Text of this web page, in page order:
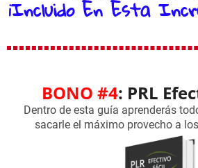
¡Incluido En Esta
BONO #4: PRL
Dentro de esta guía aprenderás
sacarle el máximo provecho a